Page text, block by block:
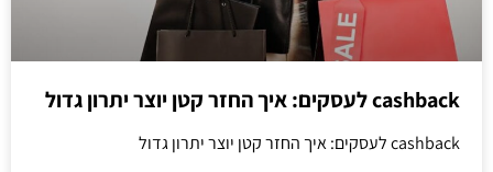
cashback לעסקים: איך החזר קטן יוצר יתרון גדול
cashback לעסקים: איך החזר קטן יוצר יתרון גדול